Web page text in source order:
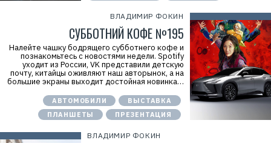
ВЛАДИМИР ФОКИН
СУББОТНИЙ КОФЕ №195
Налейте чашку бодрящего субботнего кофе и
познакомьтесь с новостями недели. Spotify
уходит из России, VK представили детскую
почту, китайцы оживляют наш авторынок, а на
большие экраны выходит достойная новинка…
АВТОМОБИЛИ
ВЫСТАВКА
ПЛАНШЕТЫ
ПРЕЗЕНТАЦИЯ
ВЛАДИМИР ФОКИН